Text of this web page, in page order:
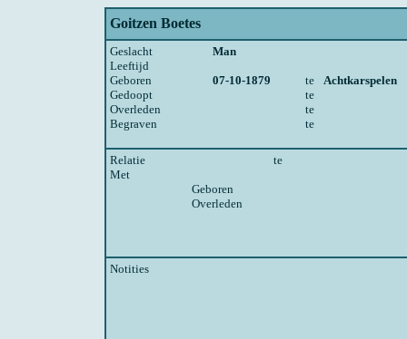
Goitzen Boetes
Geslacht
Man
Leeftijd
Geboren
07-10-1879 te
Achtkarspelen
Gedoopt
te
Overleden
te
Begraven
te
Relatie
te
Met
Geboren
Overleden
Notities